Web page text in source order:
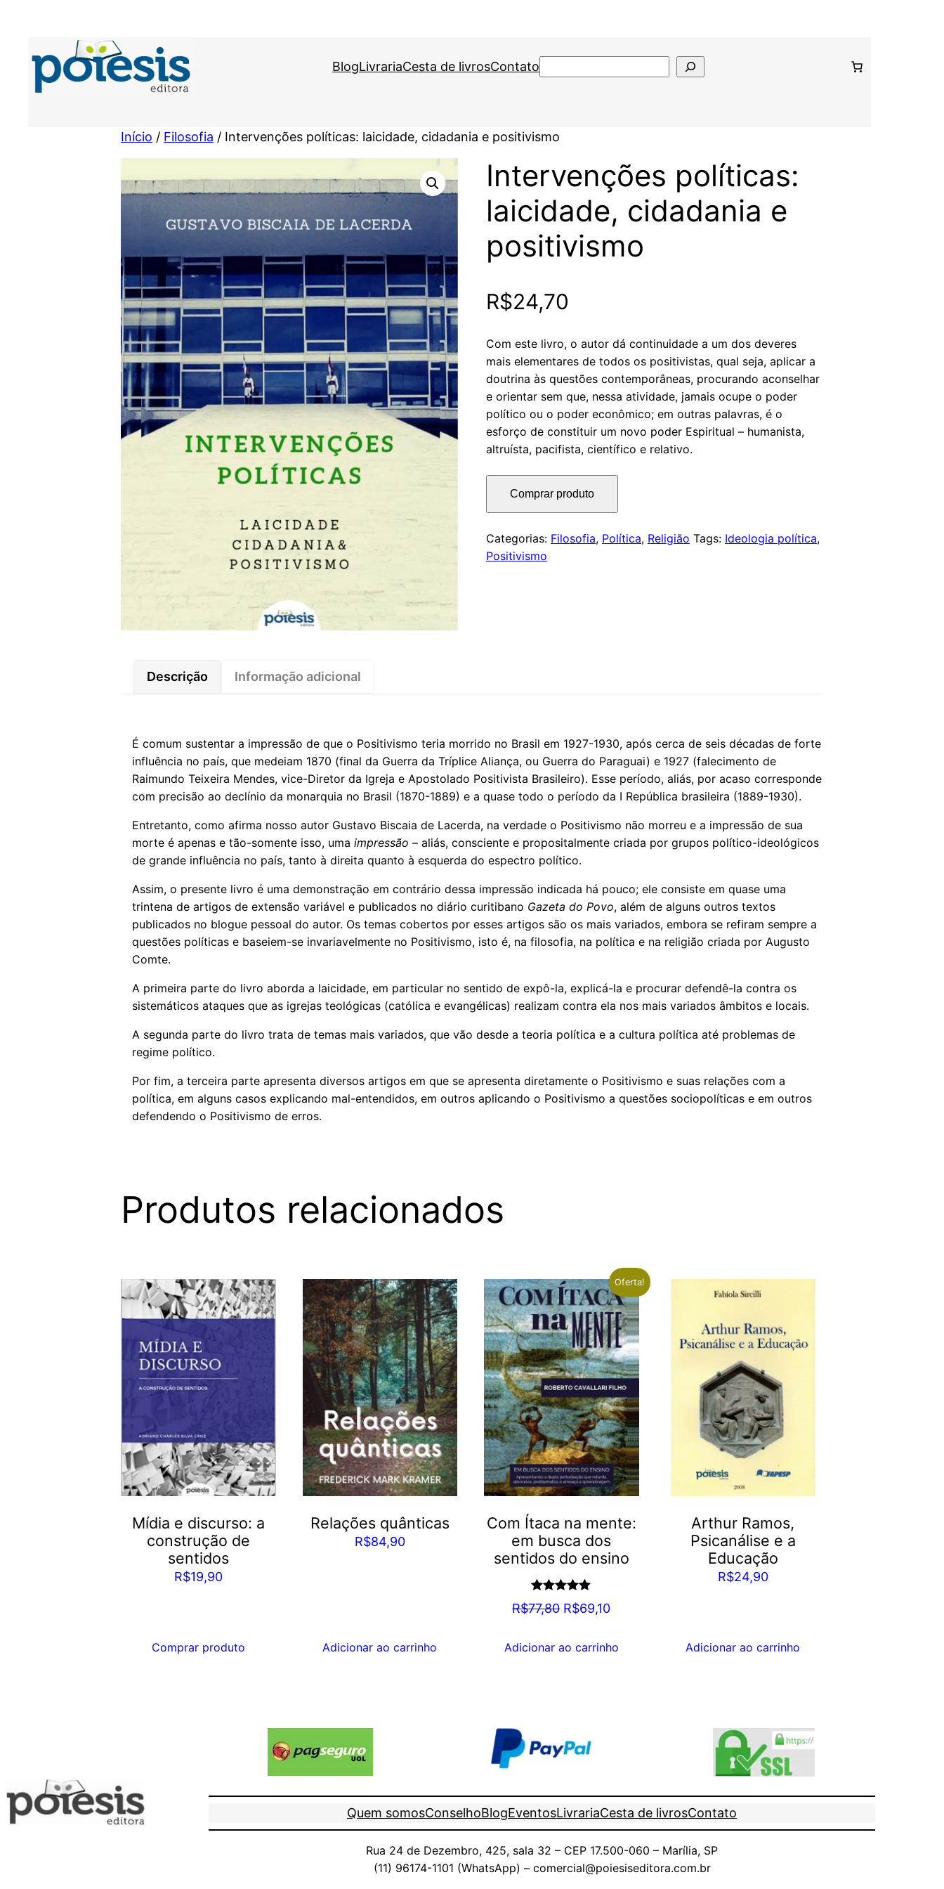
conteúdo
BlogLivrariaCesta de livrosContato
Início / Filosofia / Intervenções políticas: laicidade, cidadania e positivismo
Intervenções políticas:
laicidade, cidadania e
positivismo
R$24,70
Com este livro, o autor dá continuidade a um dos deveres
mais elementares de todos os positivistas, qual seja, aplicar a
doutrina às questões contemporâneas, procurando aconselhar
e orientar sem que, nessa atividade, jamais ocupe o poder
político ou o poder econômico; em outras palavras, é o
esforço de constituir um novo poder Espiritual – humanista,
altruísta, pacifista, científico e relativo.
Comprar produto
Categorias: Filosofia, Política, Religião Tags: Ideologia política,
Positivismo
Descrição Informação adicional
É comum sustentar a impressão de que o Positivismo teria morrido no Brasil em 1927-1930, após cerca de seis décadas de forte
influência no país, que medeiam 1870 (final da Guerra da Tríplice Aliança, ou Guerra do Paraguai) e 1927 (falecimento de
Raimundo Teixeira Mendes, vice-Diretor da Igreja e Apostolado Positivista Brasileiro). Esse período, aliás, por acaso corresponde
com precisão ao declínio da monarquia no Brasil (1870-1889) e a quase todo o período da I República brasileira (1889-1930).
Entretanto, como afirma nosso autor Gustavo Biscaia de Lacerda, na verdade o Positivismo não morreu e a impressão de sua
morte é apenas e tão-somente isso, uma impressão – aliás, consciente e propositalmente criada por grupos político-ideológicos
de grande influência no país, tanto à direita quanto à esquerda do espectro político.
Assim, o presente livro é uma demonstração em contrário dessa impressão indicada há pouco; ele consiste em quase uma
trintena de artigos de extensão variável e publicados no diário curitibano Gazeta do Povo, além de alguns outros textos
publicados no blogue pessoal do autor. Os temas cobertos por esses artigos são os mais variados, embora se refiram sempre a
questões políticas e baseiem-se invariavelmente no Positivismo, isto é, na filosofia, na política e na religião criada por Augusto
Comte.
A primeira parte do livro aborda a laicidade, em particular no sentido de expô-la, explicá-la e procurar defendê-la contra os
sistemáticos ataques que as igrejas teológicas (católica e evangélicas) realizam contra ela nos mais variados âmbitos e locais.
A segunda parte do livro trata de temas mais variados, que vão desde a teoria política e a cultura política até problemas de
regime político.
Por fim, a terceira parte apresenta diversos artigos em que se apresenta diretamente o Positivismo e suas relações com a
política, em alguns casos explicando mal-entendidos, em outros aplicando o Positivismo a questões sociopolíticas e em outros
defendendo o Positivismo de erros.
Produtos relacionados
Mídia e discurso: a
construção de
sentidos
R$19,90
Comprar produto
Relações quânticas
R$84,90
Adicionar ao carrinho
Oferta!
Com Ítaca na mente:
em busca dos
sentidos do ensino
Avaliação
5.00de 5
R$77,80 O
original
R$69,10O
atual
Adicionar ao carrinho
Arthur Ramos,
Psicanálise e a
Educação
R$24,90
Adicionar ao carrinho
Quem somosConselhoBlogEventosLivrariaCesta de livrosContato
Rua 24 de Dezembro, 425, sala 32 – CEP 17.500-060 – Marília, SP
(11) 96174-1101 (WhatsApp) – comercial@poiesiseditora.com.br